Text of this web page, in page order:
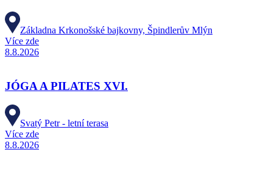
Základna Krkonošské bajkovny, Špindlerův Mlýn
Více zde
8.8.2026
JÓGA A PILATES XVI.
Svatý Petr - letní terasa
Více zde
8.8.2026